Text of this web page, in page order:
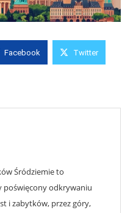
Facebook Twitter
Śródziemie to
odkrywaniu
i zabytków, przez góry,